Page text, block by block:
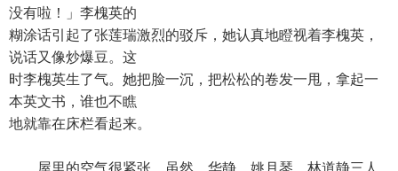
没有啦！」李槐英的
糊涂话引起了张莲瑞激烈的驳斥，她认真地瞪视着李槐英，
说话又像炒爆豆。这
时李槐英生了气。她把脸一沉，把松松的卷发一甩，拿起一
本英文书，谁也不瞧
地就靠在床栏看起来。
屋里的空气很紧张。虽然，华静、姚月琴、林道静三人